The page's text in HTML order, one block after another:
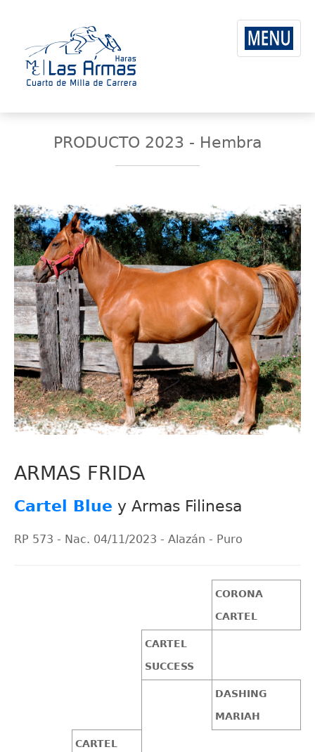
PRODUCTO 2023 - Hembra
ARMAS FRIDA
Cartel Blue y Armas Filinesa
RP 573 - Nac. 04/11/2023 - Alazán - Puro
CORONA
CARTEL
CARTEL
SUCCESS
DASHING
MARIAH
CARTEL